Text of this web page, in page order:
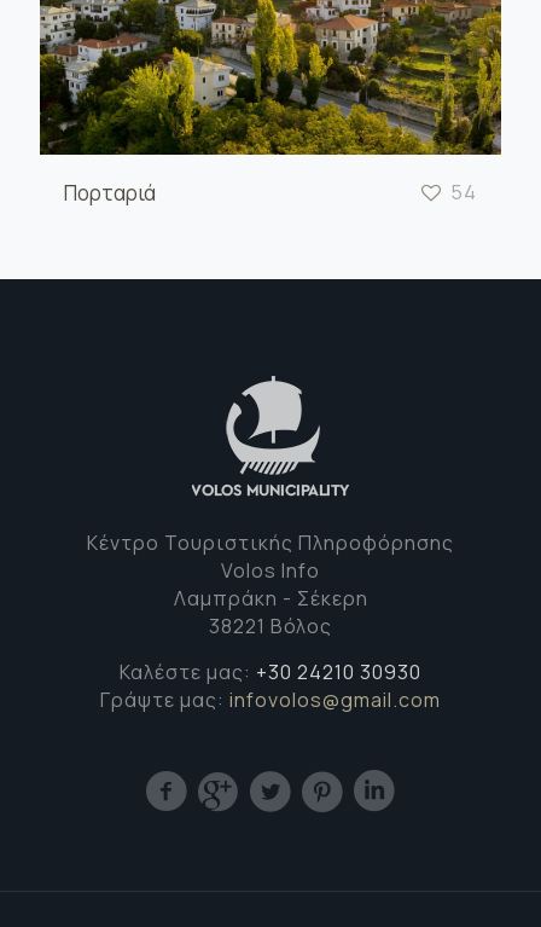
Πορταριά 54
Κέντρο Τουριστικής Πληροφόρησης
Volos Info
Λαμπράκη - Σέκερη
38221 Βόλος
Καλέστε μας: +30 24210 30930
Γράψτε μας: infovolos@gmail.com